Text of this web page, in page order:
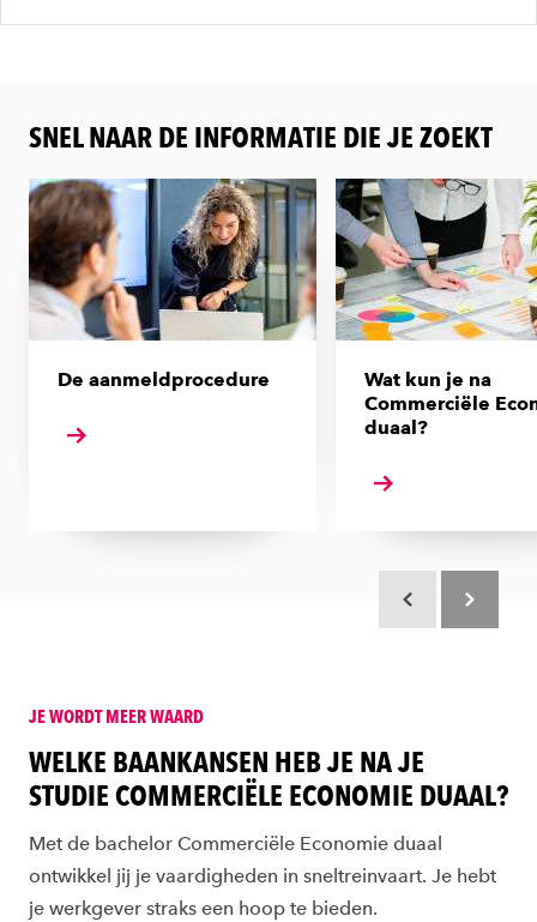
SNEL NAAR DE INFORMATIE DIE JE ZOEKT
De aanmeldprocedure
Wat kun je na
Commerciële
duaal?
JE WORDT MEER WAARD
:
WELKE BAANKANSEN HEB JE NA JE
STUDIE COMMERCIËLE ECONOMIE DUAAL?
:
Met de bachelor Commerciële Economie duaal
ontwikkel jij je vaardigheden in sneltreinvaart. Je hebt
je werkgever straks een hoop te bieden.